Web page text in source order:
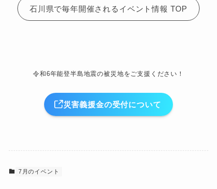
石川県で毎年開催されるイベント情報 TOP
令和6年能登半島地震の被災地をご支援ください！
災害義援金の受付について
7月のイベント